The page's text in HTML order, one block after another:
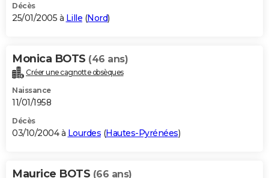
Décès
25/01/2005 à Lille (Nord)
Monica BOTS (46 ans)
Créer une cagnotte obsèques
Naissance
11/01/1958
Décès
03/10/2004 à Lourdes (Hautes-Pyrénées)
Maurice BOTS (66 ans)